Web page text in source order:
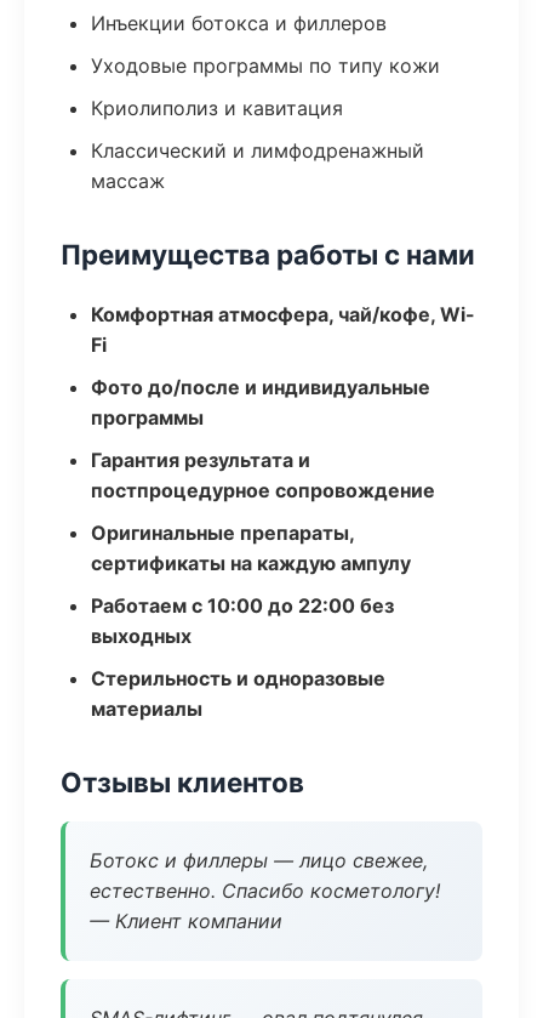
Инъекции ботокса и филлеров
Уходовые программы по типу кожи
Криолиполиз и кавитация
Классический и лимфодренажный
массаж
Преимущества работы с нами
Комфортная атмосфера, чай/кофе, Wi-
Fi
Фото до/после и индивидуальные
программы
Гарантия результата и
постпроцедурное сопровождение
Оригинальные препараты,
сертификаты на каждую ампулу
Работаем с 10:00 до 22:00 без
выходных
Стерильность и одноразовые
материалы
Отзывы клиентов
Ботокс и филлеры — лицо свежее,
естественно. Спасибо косметологу!
— Клиент компании